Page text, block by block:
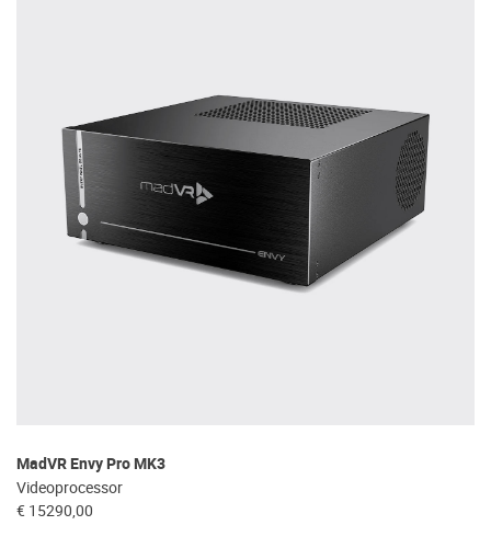
MadVR Envy Pro MK3
Videoprocessor
€ 15290,00